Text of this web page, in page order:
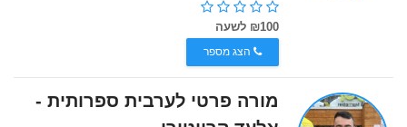
₪100 לשעה
הצג מספר
מורה פרטי לערבית ספרותית -